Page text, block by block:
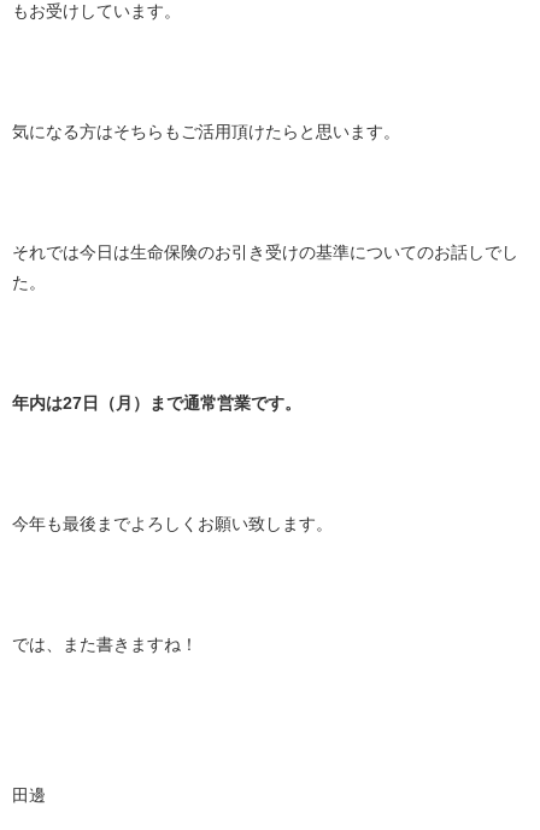
もお受けしています。
気になる方はそちらもご活用頂けたらと思います。
それでは今日は生命保険のお引き受けの基準についてのお話しでし
た。
年内は27日（月）まで通常営業です。
今年も最後までよろしくお願い致します。
では、また書きますね！
田邊